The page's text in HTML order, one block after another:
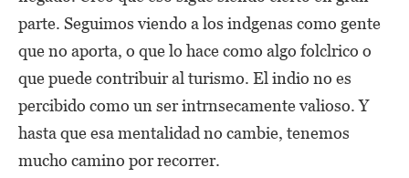
parte. Seguimos viendo a los indgenas como gente
que no aporta, o que lo hace como algo folclrico o
que puede contribuir al turismo. El indio no es
percibido como un ser intrnsecamente valioso. Y
hasta que esa mentalidad no cambie, tenemos
mucho camino por recorrer.